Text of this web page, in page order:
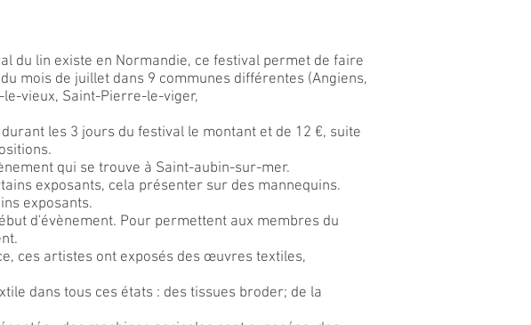
du lin existe en Normandie, ce festival permet de faire
mois de juillet dans 9 communes différentes (Angiens,
vieux, Saint-Pierre-le-viger,
les 3 jours du festival le montant et de 12 €, suite
qui se trouve à Saint-aubin-sur-mer.
exposants, cela présenter sur des mannequins.
exposants.
d'évènement. Pour permettent aux membres du
ces artistes ont exposés des œuvres textiles,
dans tous ces états : des tissues broder; de la